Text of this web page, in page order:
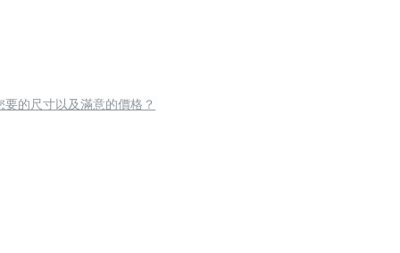
要的尺寸以及滿意的價格？